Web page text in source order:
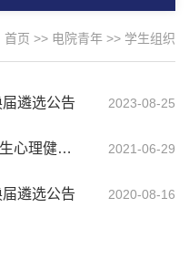
首页 >> 电院青年 >> 学生组织
遴选公告 2023-08-25
关于燕山大学电气工程学院大学生心理健康协会2021年换届的通知 2021-06-29
遴选公告 2020-08-16